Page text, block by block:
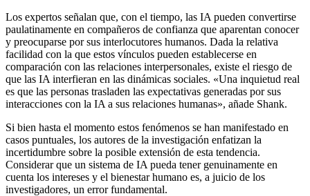
Los expertos señalan que, con el tiempo, las IA pueden convertirse
paulatinamente en compañeros de confianza que aparentan conocer
y preocuparse por sus interlocutores humanos. Dada la relativa
facilidad con la que estos vínculos pueden establecerse en
comparación con las relaciones interpersonales, existe el riesgo de
que las IA interfieran en las dinámicas sociales. «Una inquietud real
es que las personas trasladen las expectativas generadas por sus
interacciones con la IA a sus relaciones humanas», añade Shank.
Si bien hasta el momento estos fenómenos se han manifestado en
casos puntuales, los autores de la investigación enfatizan la
incertidumbre sobre la posible extensión de esta tendencia.
Considerar que un sistema de IA pueda tener genuinamente en
cuenta los intereses y el bienestar humano es, a juicio de los
investigadores, un error fundamental.